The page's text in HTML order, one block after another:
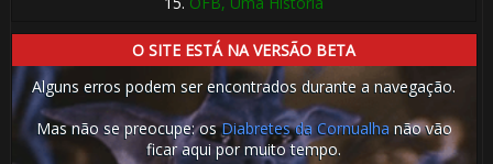
O SITE ESTÁ NA VERSÃO BETA
Alguns erros podem ser encontrados durante a navegação.
Mas não se preocupe: osDiabretes da Cornualha não vão
ficar aqui por muito tempo.
🎂
🎂